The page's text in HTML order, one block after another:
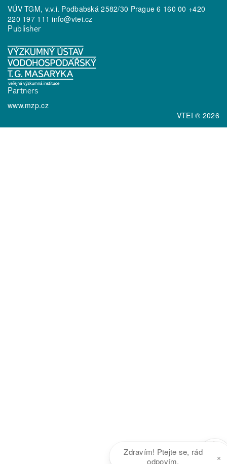
VÚV TGM, v.v.i. Podbabská 2582/30 Prague 6 160 00 +420
220 197 111info@vtei.cz
Publisher
Partners
www.mzp.cz
VTEI ® 2026
Zdravím! Ptejte se, rád
odpovím.
×